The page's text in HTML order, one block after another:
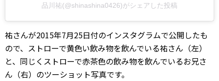
品川祐(@shinashina0426)がシェアした投稿
祐さんが2015年7月25日付のインスタグラムで公開したも
ので、ストローで黄色い飲み物を飲んでいる祐さん（左）
と、同じくストローで赤茶色の飲み物を飲んでいるお兄さ
ん（右）のツーショット写真です。